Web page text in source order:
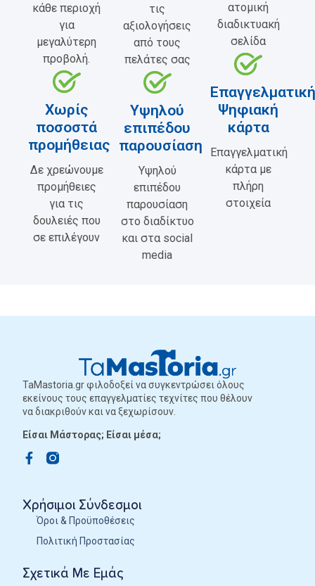
κάθε περιοχή
για
μεγαλύτερη
προβολή.
Χωρίς
ποσοστά
προμήθειας
Δε χρεώνουμε
προμήθειες
για τις
δουλειές που
σε επιλέγουν
τις
αξιολογήσεις
από τους
πελάτες σας
Υψηλού
επιπέδου
παρουσίαση
Υψηλού
επιπέδου
παρουσίαση
στο διαδίκτυο
και στα social
media
ατομική
διαδικτυακή
σελίδα
Επαγγελματική
Ψηφιακή
κάρτα
Επαγγελματική
κάρτα με
πλήρη
στοιχεία
TaMastoria.gr φιλοδοξεί να συγκεντρώσει όλους
εκείνους τους επαγγελματίες τεχνίτες που θέλουν
να διακριθούν και να ξεχωρίσουν.
Είσαι Μάστορας; Είσαι μέσα;
Σχετικά Με Εμάς
Χρήσιμοι Σύνδεσμοι
Όροι & Προϋποθέσεις
Πολιτική Προστασίας